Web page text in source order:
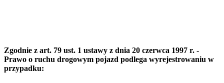
Zgodnie z art. 79 ust. 1 ustawy z dnia 20 czerwca 1997 r. -
Prawo o ruchu drogowym pojazd podlega wyrejestrowaniu w
przypadku: